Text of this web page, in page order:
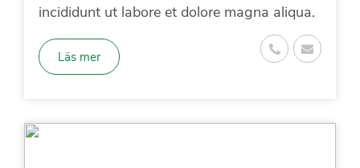
incididunt ut labore et dolore magna aliqua.
Läs mer